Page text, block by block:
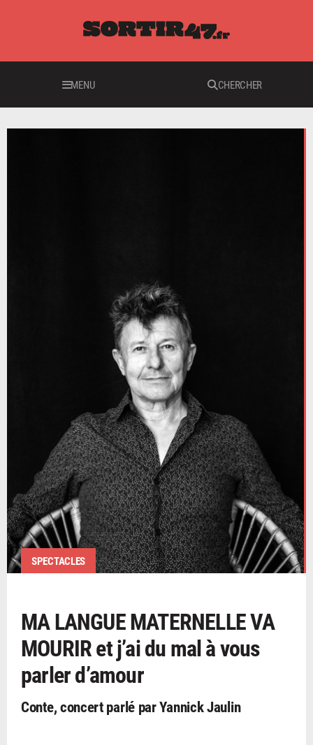
MENU CHERCHER
SPECTACLES
MA LANGUE MATERNELLE VA
MOURIR et j’ai du mal à vous
parler d’amour
Conte, concert parlé par Yannick Jaulin